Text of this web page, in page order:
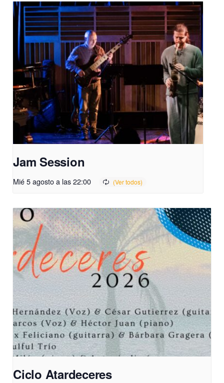
Jam Session
Mié 5 agosto a las 22:00
Ciclo Atardeceres